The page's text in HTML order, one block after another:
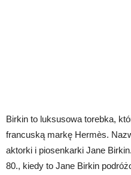
Birkin to luksusowa torebka,
francuską markę Hermès.
aktorki i piosenkarki Jane
80., kiedy to Jane Birkin